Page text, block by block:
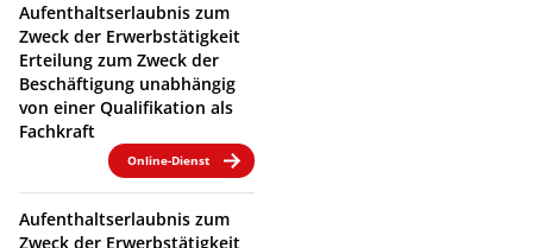
Aufenthaltserlaubnis zum
Zweck der Erwerbstätigkeit
Erteilung zum Zweck der
Beschäftigung unabhängig
von einer Qualifikation als
Fachkraft
Online-Dienst
Aufenthaltserlaubnis zum
Zweck der Erwerbstätigkeit